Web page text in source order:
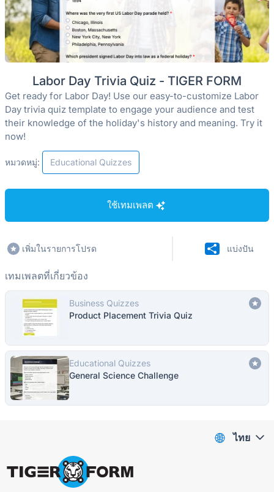
Labor Day Trivia Quiz - TIGER FORM
Get ready for Labor Day! Use our easy-to-customize Labor
Day trivia quiz template to engage your audience and test
their knowledge of the holiday's history and meaning. Try it
now!
หมวดหมู่: Educational Quizzes
ใช้เทมเพลต
เพิ่มในรายการโปรด แบ่งปัน
เทมเพลตที่เกี่ยวข้อง
Business Quizzes
Product Placement Trivia Quiz
Educational Quizzes
General Science Challenge
ไทย